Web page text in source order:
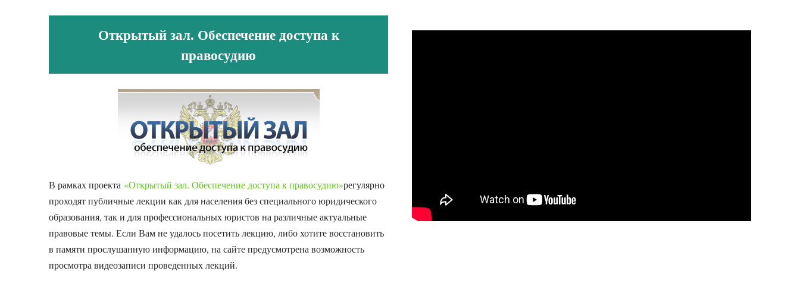
Открытый зал. Обеспечение доступа к
правосудию
В рамках проекта «Открытый зал. Обеспечение доступа к правосудию»регулярно
проходят публичные лекции как для населения без специального юридического
образования, так и для профессиональных юристов на различные актуальные
правовые темы. Если Вам не удалось посетить лекцию, либо хотите восстановить
в памяти прослушанную информацию, на сайте предусмотрена возможность
просмотра видеозаписи проведенных лекций.